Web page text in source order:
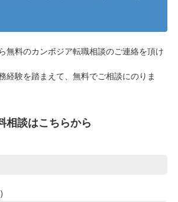
無料のカンボジア転職相談のご連絡を頂け
経験を踏まえて、無料でご相談にのりま
相談はこちらから